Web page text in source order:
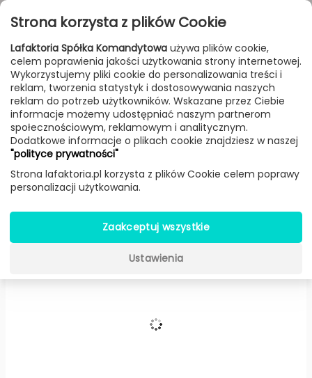
Przejdź do treści
FILTROWANIE & SORTOWANIE
Meble Producenci Normann Copenhagen Produkt
Fotel Ace wełna Nist (Szary) -
Normann Copenhagen
Strona korzysta z plików Cookie
Lafaktoria Spółka Komandytowa używa plików cookie,
celem poprawienia jakości użytkowania strony internetowej.
Wykorzystujemy pliki cookie do personalizowania treści i
reklam, tworzenia statystyk i dostosowywania naszych
reklam do potrzeb użytkowników. Wskazane przez Ciebie
informacje możemy udostępniać naszym partnerom
społecznościowym, reklamowym i analitycznym.
Dodatkowe informacje o plikach cookie znajdziesz w naszej
"polityce prywatności"
Strona lafaktoria.pl korzysta z plików Cookie celem poprawy
personalizacji użytkowania.
Zaakceptuj wszystkie
Ustawienia